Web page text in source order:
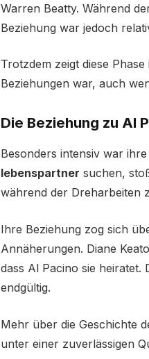
Warren Beatty. Während
Beziehung war jedoch
Trotzdem zeigt diese
Beziehungen war, auch
Die Beziehung zu Al
Besonders intensiv war
lebenspartner suchen,
während der Dreharbeiten
Ihre Beziehung zog sich
Annäherungen. Diane
dass Al Pacino sie heiratet.
endgültig.
Mehr über die Geschichte
unter einer zuverlässigen